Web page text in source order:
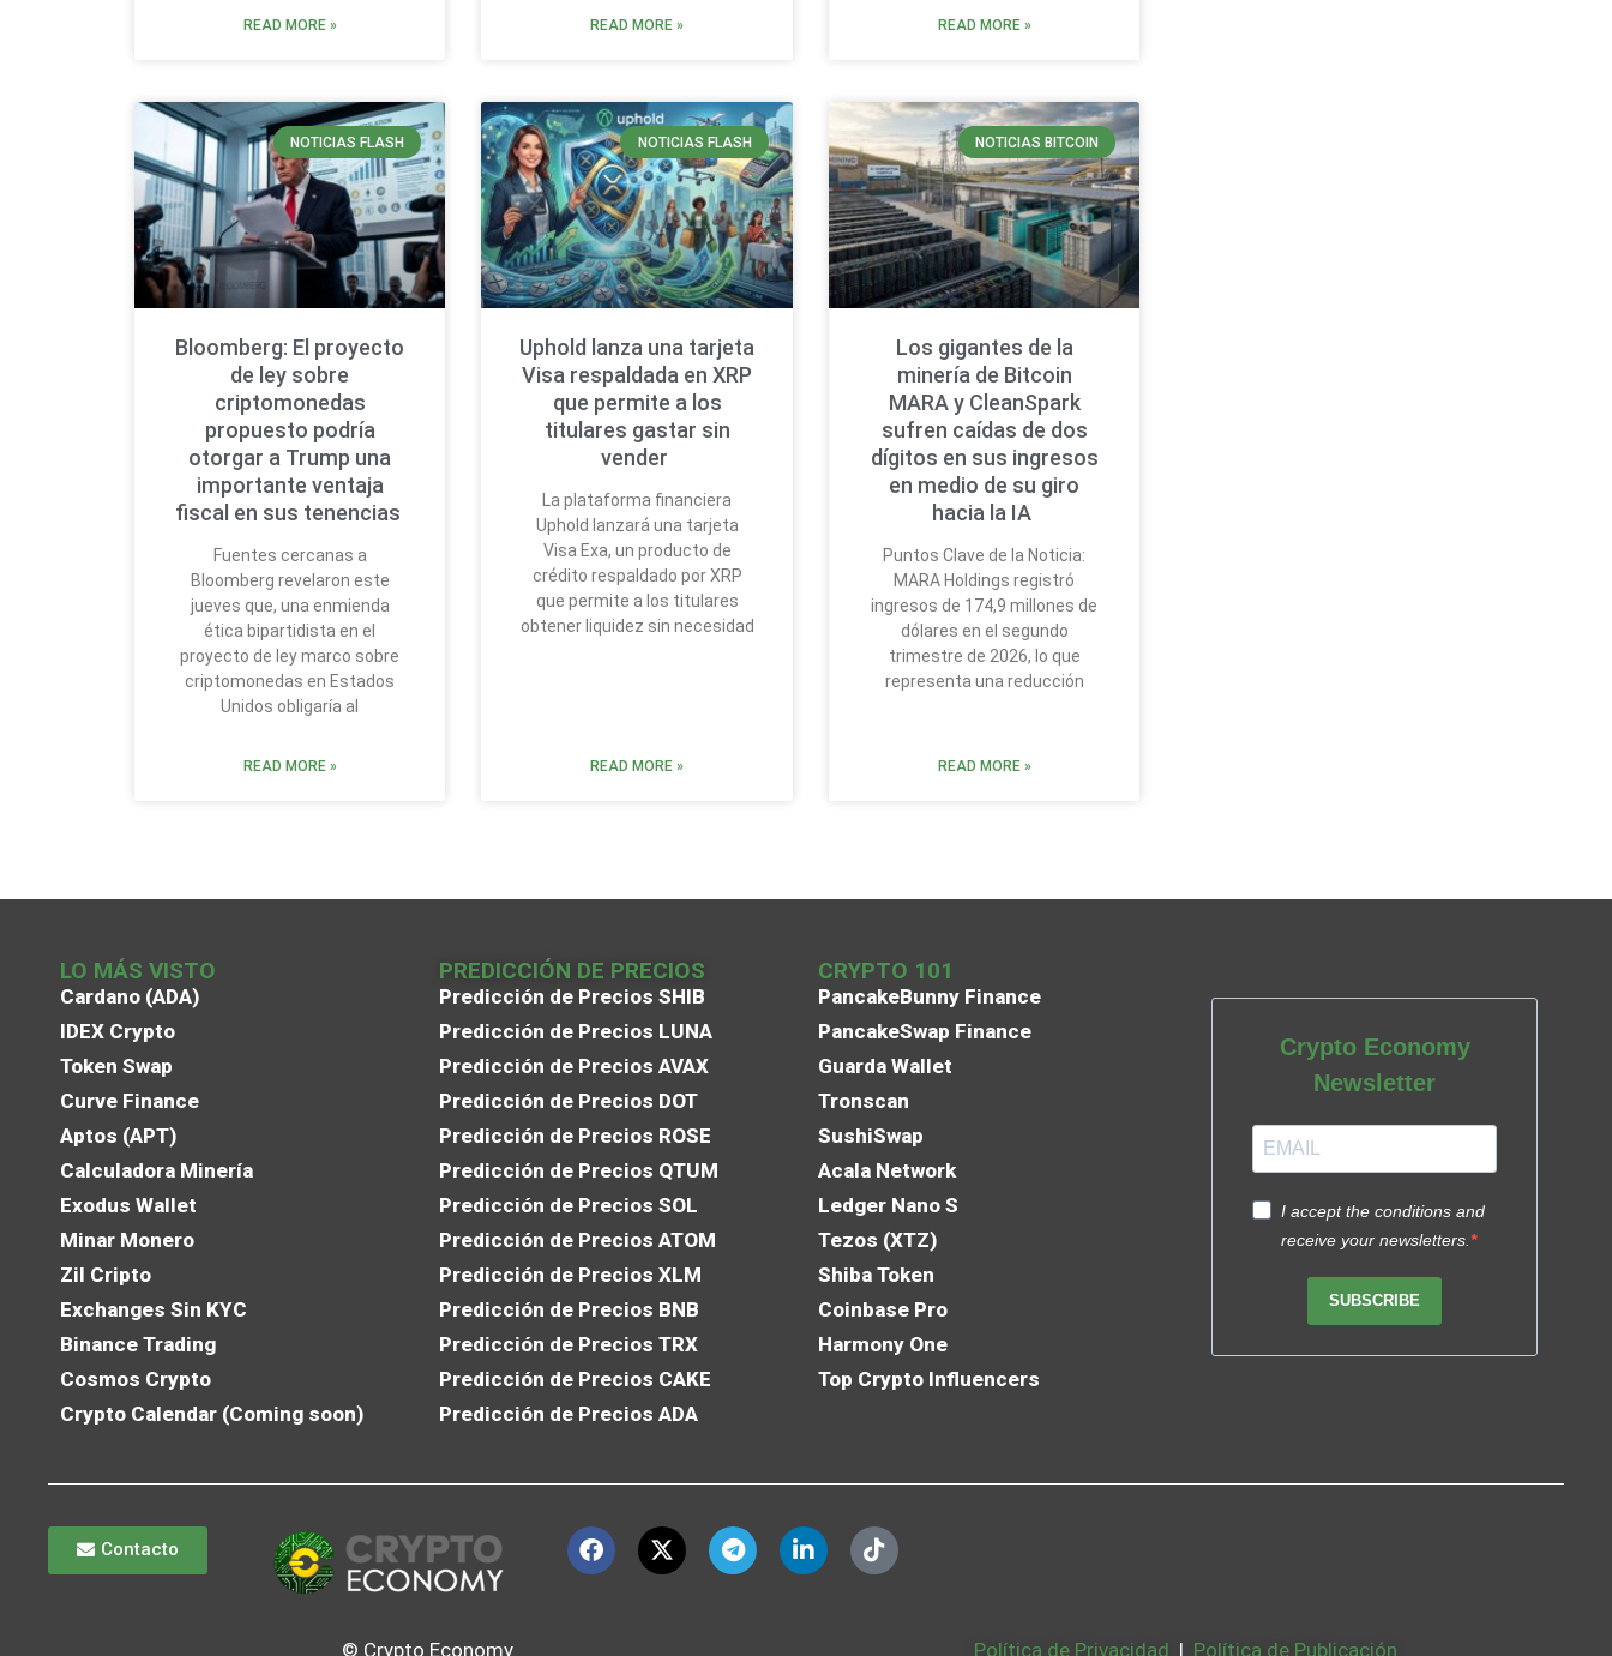
READ MORE » READ MORE » READ MORE »
NOTICIAS FLASH
Bloomberg: El proyecto
de ley sobre
criptomonedas
propuesto podría
otorgar a Trump una
importante ventaja
fiscal en sus tenencias
Fuentes cercanas a
Bloomberg revelaron este
jueves que, una enmienda
ética bipartidista en el
proyecto de ley marco sobre
criptomonedas en Estados
Unidos obligaría al
READ MORE »
NOTICIAS FLASH
Uphold lanza una tarjeta
Visa respaldada en XRP
que permite a los
titulares gastar sin
vender
La plataforma financiera
Uphold lanzará una tarjeta
Visa Exa, un producto de
crédito respaldado por XRP
que permite a los titulares
obtener liquidez sin necesidad
READ MORE »
NOTICIAS BITCOIN
Los gigantes de la
minería de Bitcoin
MARA y CleanSpark
sufren caídas de dos
dígitos en sus ingresos
en medio de su giro
hacia la IA
Puntos Clave de la Noticia:
MARA Holdings registró
ingresos de 174,9 millones de
dólares en el segundo
trimestre de 2026, lo que
representa una reducción
READ MORE »
LO MÁS VISTO
Cardano (ADA)
IDEX Crypto
Token Swap
Curve Finance
Aptos (APT)
Calculadora Minería
Exodus Wallet
Minar Monero
Zil Cripto
Exchanges Sin KYC
Binance Trading
Cosmos Crypto
Crypto Calendar (Coming soon)
PREDICCIÓN DE PRECIOS
Predicción de Precios SHIB
Predicción de Precios LUNA
Predicción de Precios AVAX
Predicción de Precios DOT
Predicción de Precios ROSE
Predicción de Precios QTUM
Predicción de Precios SOL
Predicción de Precios ATOM
Predicción de Precios XLM
Predicción de Precios BNB
Predicción de Precios TRX
Predicción de Precios CAKE
Predicción de Precios ADA
CRYPTO 101
PancakeBunny Finance
PancakeSwap Finance
Guarda Wallet
Tronscan
SushiSwap
Acala Network
Ledger Nano S
Tezos (XTZ)
Shiba Token
Coinbase Pro
Harmony One
Top Crypto Influencers
Crypto Economy
Newsletter
I accept the conditions and
receive your newsletters.
SUBSCRIBE
Contacto
© Crypto Economy Política de Privacidad | Política de Publicación